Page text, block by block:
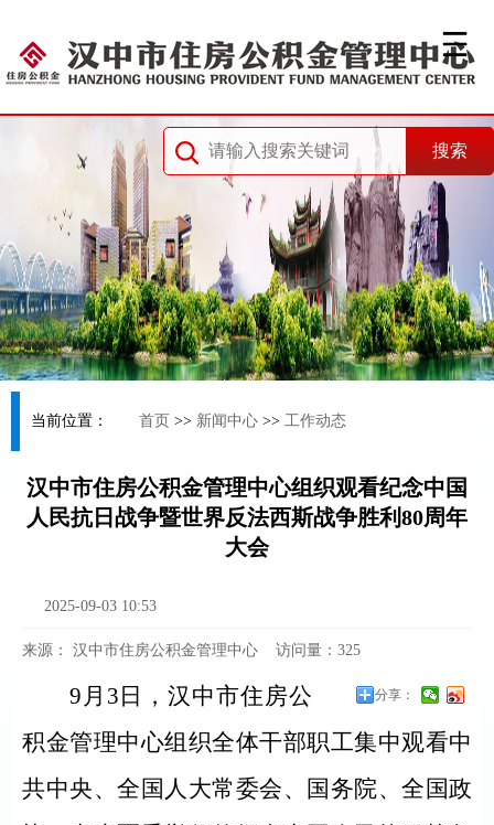
当前位置： 首页 >> 新闻中心 >> 工作动态
汉中市住房公积金管理中心组织观看纪念中国
人民抗日战争暨世界反法西斯战争胜利80周年
大会
2025-09-03 10:53
来源： 汉中市住房公积金管理中心 访问量： 325
分享：
9月3日，汉中市住房公
积金管理中心组织全体干部职工集中观看中
共中央、全国人大常委会、国务院、全国政